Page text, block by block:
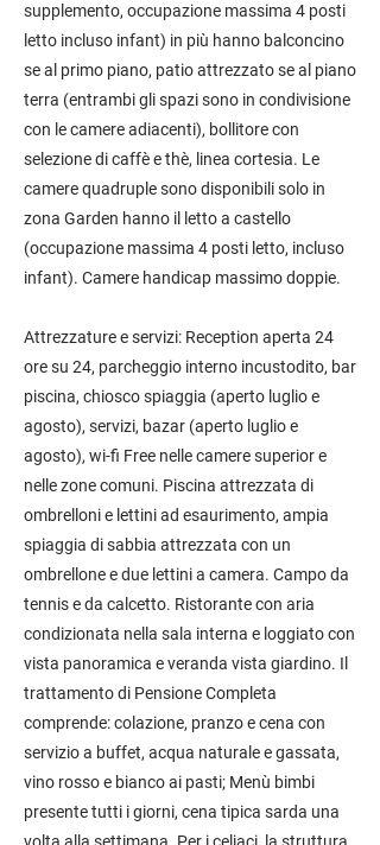
supplemento, occupazione massima 4 posti
letto incluso infant) in più hanno balconcino
se al primo piano, patio attrezzato se al piano
terra (entrambi gli spazi sono in condivisione
con le camere adiacenti), bollitore con
selezione di caffè e thè, linea cortesia. Le
camere quadruple sono disponibili solo in
zona Garden hanno il letto a castello
(occupazione massima 4 posti letto, incluso
infant). Camere handicap massimo doppie.
Attrezzature e servizi: Reception aperta 24
ore su 24, parcheggio interno incustodito, bar
piscina, chiosco spiaggia (aperto luglio e
agosto), servizi, bazar (aperto luglio e
agosto), wi-fi Free nelle camere superior e
nelle zone comuni. Piscina attrezzata di
ombrelloni e lettini ad esaurimento, ampia
spiaggia di sabbia attrezzata con un
ombrellone e due lettini a camera. Campo da
tennis e da calcetto. Ristorante con aria
condizionata nella sala interna e loggiato con
vista panoramica e veranda vista giardino. Il
trattamento di Pensione Completa
comprende: colazione, pranzo e cena con
servizio a buffet, acqua naturale e gassata,
vino rosso e bianco ai pasti; Menù bimbi
presente tutti i giorni, cena tipica sarda una